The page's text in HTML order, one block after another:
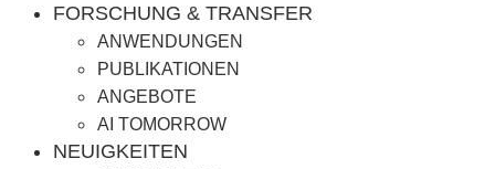
FORSCHUNG & TRANSFER
ANWENDUNGEN
PUBLIKATIONEN
ANGEBOTE
AI TOMORROW
NEUIGKEITEN